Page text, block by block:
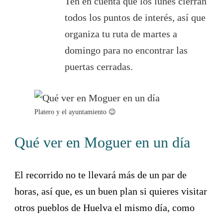
todos los puntos de interés, así que
organiza tu ruta de martes a
domingo para no encontrar las
puertas cerradas.
Platero y el ayuntamiento 😉
Qué ver en Moguer en un día
El recorrido no te llevará más de un par de
horas, así que, es un buen plan si quieres visitar
otros pueblos de Huelva el mismo día, como